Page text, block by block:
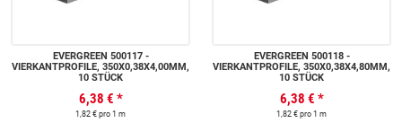
EVERGREEN 500117 -
VIERKANTPROFILE, 350X0,38X4,00MM,
10 STÜCK
6,38 € *
1,82 € pro 1 m
EVERGREEN 500118 -
VIERKANTPROFILE, 350X0,38X4,80MM,
10 STÜCK
6,38 € *
1,82 € pro 1 m